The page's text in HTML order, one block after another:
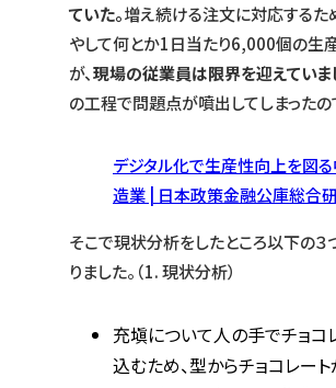
ていた。増え続ける注文に対応する
やして何とか1日当たり6,000個の生
が、現場の従業員は限界を迎えていま
の工程で問題点が噴出してしまったの
デジタル化で生産性向上を図
造業 | 日本政策金融公庫総合
そこで現状分析をしたところ以下の３
りました。（1. 現状分析）
充塡について人の手でチョコ
込むため、型からチョコレー